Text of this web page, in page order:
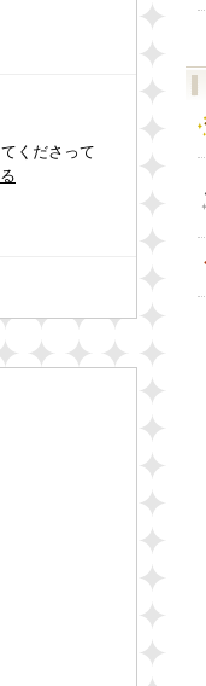
くださって